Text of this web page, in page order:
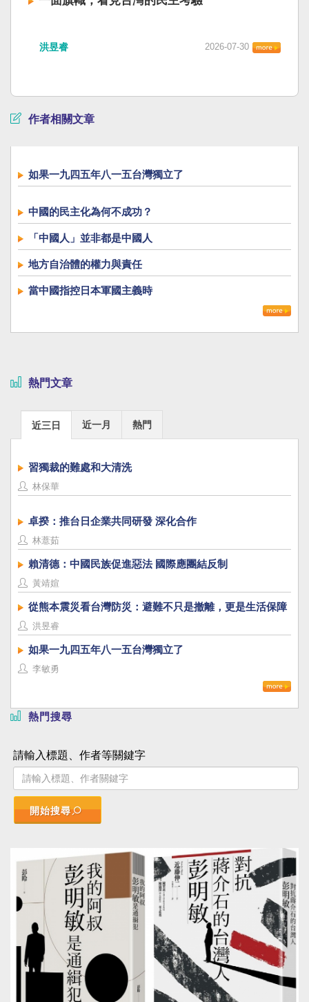
洪昱睿 2026-07-30
作者相關文章
如果一九四五年八一五台灣獨立了
中國的民主化為何不成功？
「中國人」並非都是中國人
地方自治體的權力與責任
當中國指控日本軍國主義時
熱門文章
近三日 近一月 熱門
習獨裁的難處和大清洗
林保華
卓揆：推台日企業共同研發 深化合作
林薏茹
賴清德：中國民族促進惡法 國際應團結反制
黃靖媗
從熊本震災看台灣防災：避難不只是撤離，更是生活保障
洪昱睿
如果一九四五年八一五台灣獨立了
李敏勇
熱門搜尋
請輸入標題、作者等關鍵字
開始搜尋